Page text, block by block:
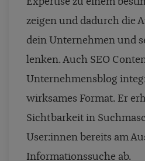
zeigen und dadurch die
dein Unternehmen und
lenken. Auch SEO
Unternehmensblog
wirksames Format. Er
Sichtbarkeit in
User:innen bereits am
Informationssuche ab.